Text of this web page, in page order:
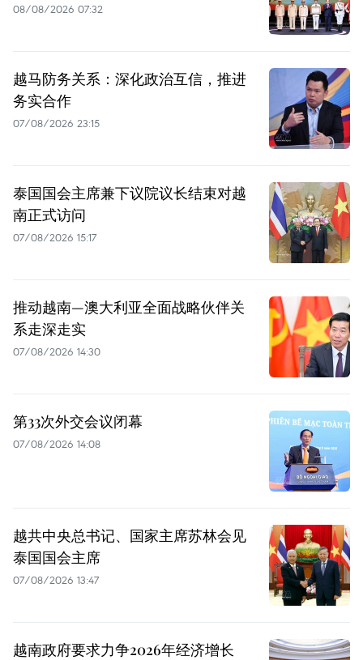
08/08/2026 07:32
越马防务关系：深化政治互信，推进
务实合作
07/08/2026 23:15
泰国国会主席兼下议院议长结束对越
南正式访问
07/08/2026 15:17
推动越南—澳大利亚全面战略伙伴关
系走深走实
07/08/2026 14:30
第33次外交会议闭幕
07/08/2026 14:08
越共中央总书记、国家主席苏林会见
泰国国会主席
07/08/2026 13:47
越南政府要求力争2026年经济增长